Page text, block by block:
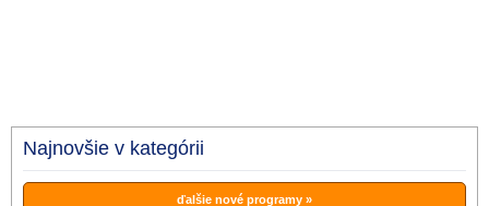
Najnovšie v kategórii
ďalšie nové programy »